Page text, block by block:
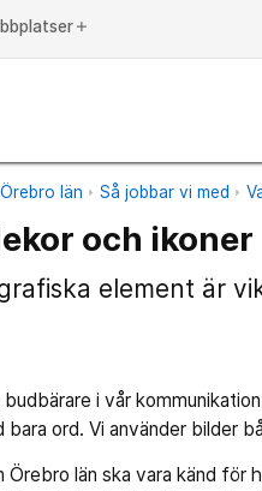
add
län Så jobbar vi med
och ikoner
element är
budbärare i vår
bara ord. Vi använder bilder
Örebro län ska vara känd för